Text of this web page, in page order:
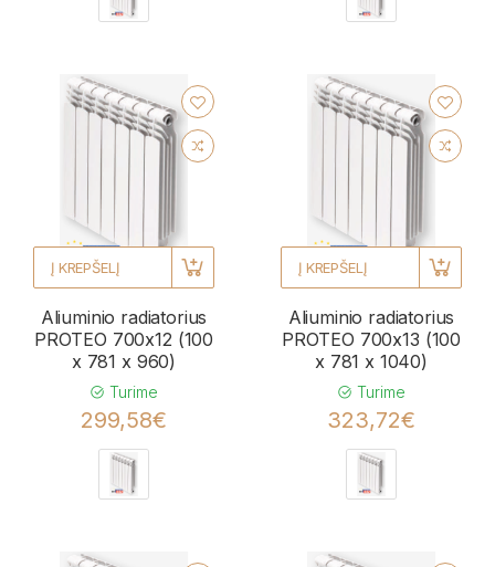
Į KREPŠELĮ
Aliuminio radiatorius
PROTEO 700x12 (100
x 781 x 960)
Turime
299,58€
Į KREPŠELĮ
Aliuminio radiatorius
PROTEO 700x13 (100
x 781 x 1040)
Turime
323,72€